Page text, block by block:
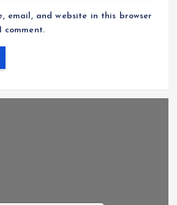
email, and website in this browser